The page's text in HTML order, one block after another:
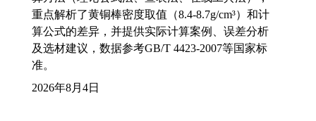
重点解析了黄铜棒密度取值（8.4-8.7g/cm³）和计
算公式的差异，并提供实际计算案例、误差分析
及选材建议，数据参考GB/T 4423-2007等国家标
准。
2026年8月4日